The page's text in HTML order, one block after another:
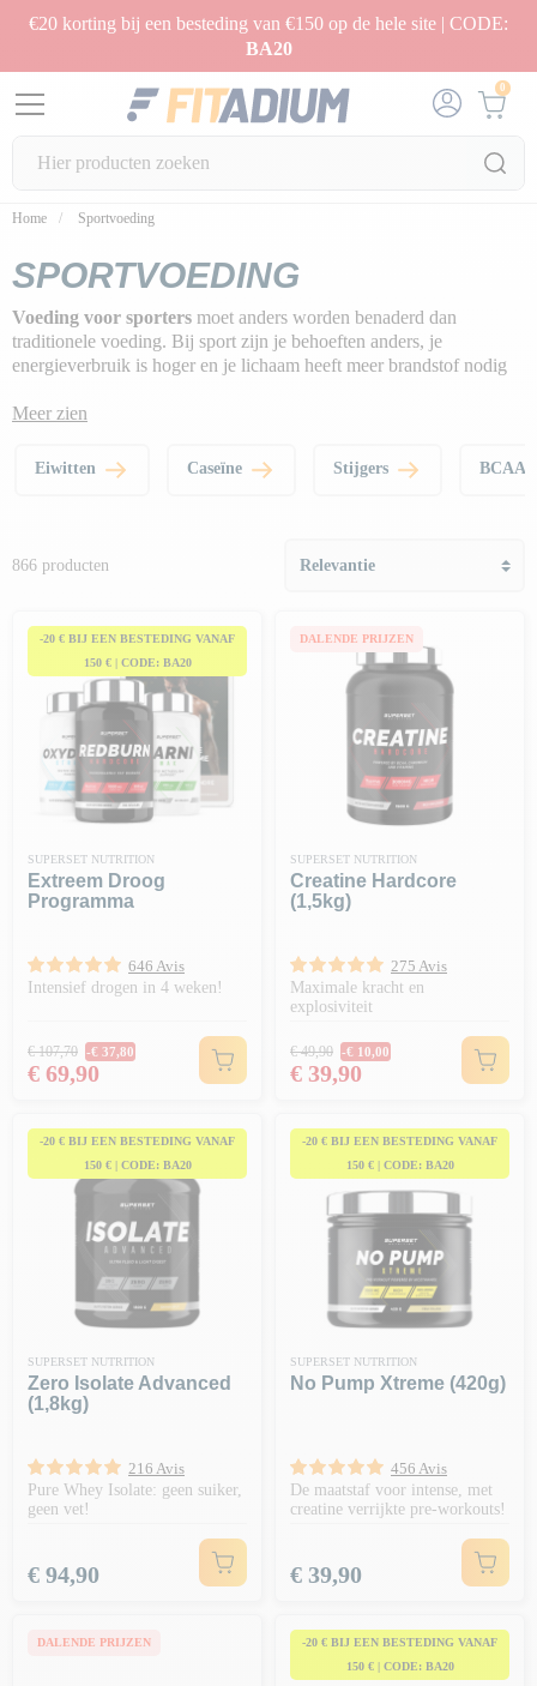
€20 korting bij een besteding van €150 op de hele site | CODE:
BA20
0
Home Sportvoeding
SPORTVOEDING
Voeding voor sporters moet anders worden benaderd dan
traditionele voeding. Bij sport zijn je behoeften anders, je
energieverbruik is hoger en je lichaam heeft meer brandstof nodig
te bereiken, fitter te worden en een gezondere levensstijl te
Meer zien
Eiwitten Caseïne Stijgers BCAA
866 producten
-20 € BIJ EEN BESTEDING VANAF
150 € | CODE: BA20
SUPERSET NUTRITION
Extreem Droog
Programma
646 Avis
Intensief drogen in 4 weken!
Normale prijs
€ 107,70 -€ 37,80
Prijs
€ 69,90
DALENDE PRIJZEN
SUPERSET NUTRITION
Creatine Hardcore
(1,5kg)
275 Avis
Maximale kracht en
explosiviteit
Normale prijs
€ 49,90 -€ 10,00
Prijs
€ 39,90
-20 € BIJ EEN BESTEDING VANAF
150 € | CODE: BA20
SUPERSET NUTRITION
Zero Isolate Advanced
(1,8kg)
216 Avis
Pure Whey Isolate: geen suiker,
geen vet!
Prijs
€ 94,90
-20 € BIJ EEN BESTEDING VANAF
150 € | CODE: BA20
SUPERSET NUTRITION
No Pump Xtreme (420g)
456 Avis
De maatstaf voor intense, met
creatine verrijkte pre-workouts!
Prijs
€ 39,90
DALENDE PRIJZEN
-20 € BIJ EEN BESTEDING VANAF
150 € | CODE: BA20